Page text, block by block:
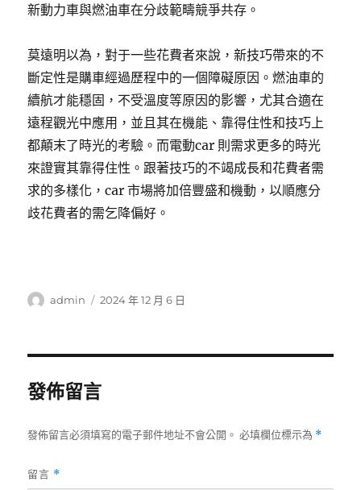
新動力車與燃油車在分歧範疇競爭共存。
莫遠明以為，對于一些花費者來說，新技巧帶來的不
斷定性是購車經過歷程中的一個障礙原因。燃油車的
續航才能穩固，不受溫度等原因的影響，尤其合適在
遠程觀光中應用，並且其在機能、靠得住性和技巧上
都顛末了時光的考驗。而電動car 則需求更多的時光
來證實其靠得住性。跟著技巧的不竭成長和花費者需
求的多樣化，car 市場將加倍豐盛和機動，以順應分
歧花費者的需乞降偏好。
作
admin
發
2024 年 12 月 6 日
發佈留言
發佈留言必須填寫的電子郵件地址不會公開。 必填欄位標示為 *
留言 *